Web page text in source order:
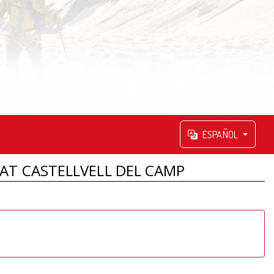
ESPAÑOL
CASTELLVELL DEL CAMP